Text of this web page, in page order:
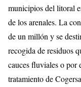
municipios del litoral
de los arenales. La
de un millón y se
recogida de residuos
cauces fluviales o por
tratamiento de